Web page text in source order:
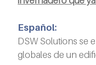
Español:
DSW Solutions se
globales de un